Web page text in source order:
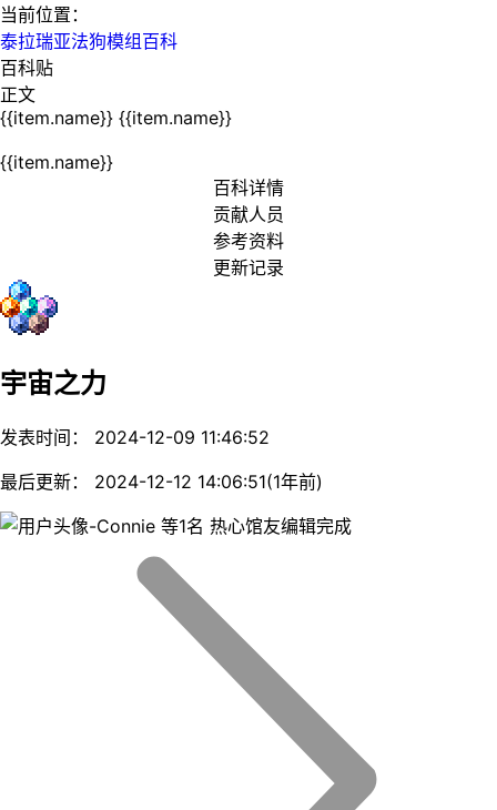
当前位置：
泰拉瑞亚法狗模组百科
百科贴
正文
{{item.name}} {{item.name}}
{{item.name}}
百科详情
贡献人员
参考资料
更新记录
宇宙之力
发表时间： 2024-12-09 11:46:52
最后更新： 2024-12-12 14:06:51(1年前)
等1名 热心馆友编辑完成